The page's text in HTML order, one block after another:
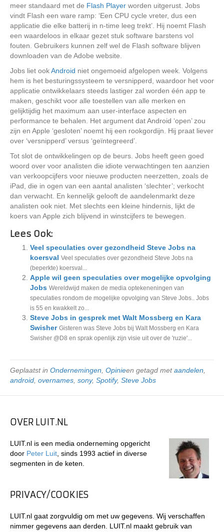
meer standaard met de Flash Player worden uitgerust. Jobs
vindt Flash een ware ramp: ‘Een CPU cycle vreter, dus een
applicatie die elke batterij in n-time leeg trekt’. Hij noemt Flash
een waardeloos in elkaar gezet stuk software barstens vol
fouten. Gebruikers kunnen zelf wel de Flash software blijven
downloaden van de Adobe website.
Jobs liet ookAndroid niet ongemoeid afgelopen week. Volgens
hem is het besturingssysteem te versnipperd, waardoor het voor
applicatie ontwikkelaars steeds lastiger zal worden één app te
maken, geschikt voor alle toestellen van alle merken en
gelijktijdig het maximum aan user-interface aspecten en
performance te behalen. Het argument dat Android ‘open’ zou
zijn en Apple ‘gesloten’ noemt hij een rookgordijn. Hij praat liever
over ‘versnipperd’ versus ‘geïntegreerd’.
Tot slot de ontwikkelingen op de beurs. Jobs heeft geen goed
woord over voor analisten die idiote verwachtingen ten aanzien
van verkoopcijfers voor nieuwe producten neerzetten, zoals de
iPad, die in ogen van een aantal analisten ‘slechter’; verkocht
dan verwacht. En kennelijk gelooft de aandelenmarkt deze
analisten ook niet. Met slechts een kleine hindernis, lijkt de
koers van Apple zich blijvend in winstcijfers te bewegen.
Lees Ook:
Veel speculaties over gezondheid Steve Jobs na
koersval Veel speculaties over gezondheid Steve Jobs na
(beperkte) koersval...
Apple wil geen speculaties over mogelijke opvolging
Jobs Wereldwijd maken de media optekeneningen van
speculaties rondom de mogelijke opvolging van Steve Jobs.. Jobs
is 55 en kwakkelt zo...
Steve Jobs in gesprek met Walt Mossberg en Kara
Swisher Gisteren was Steve Jobs bij Walt Mossberg en Kara
Swisher @D8 en sprak openlijk zijn visie uit over de 'ruzie'...
Geplaatst in Ondernemingen Opinieen getagd metaandelen
android overnames sony, Spotify, Steve Jobs
OVER LUIT.NL
LUIT.nl is een media onderneming opgericht
door Peter Luit , sinds 1993 actief in diverse
segmenten in de keten.
PRIVACY/COOKIES
LUIT.nl gaat zorgvuldig om met uw gegevens. Wij verschaffen
nimmer gegevens aan derden. LUIT.nl maakt gebruik van